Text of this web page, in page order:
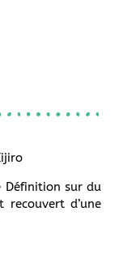
Définition sur du
d’une